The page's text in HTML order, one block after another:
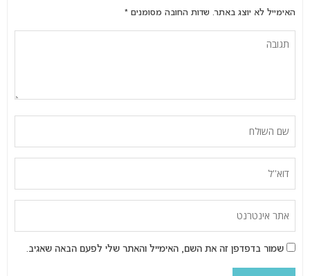
האימייל לא יוצג באתר. שדות החובה מסומנים *
שמור בדפדפן זה את השם, האימייל והאתר שלי לפעם הבאה שאגיב.